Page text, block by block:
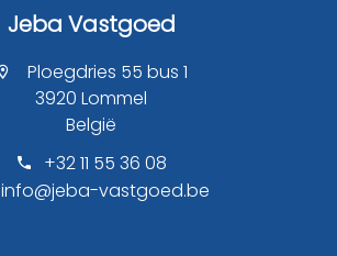
Jeba Vastgoed
Ploegdries 55 bus 1
3920 Lommel
België
+32 11 55 36 08
info@jeba-vastgoed.be